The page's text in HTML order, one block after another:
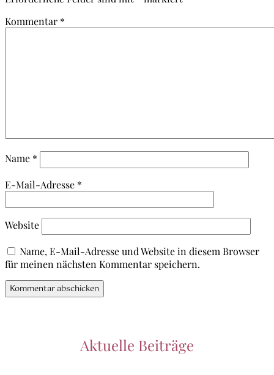
Kommentar *
Name *
E-Mail-Adresse *
Website
Name, E-Mail-Adresse und Website in diesem Browser
für meinen nächsten Kommentar speichern.
Aktuelle Beiträge